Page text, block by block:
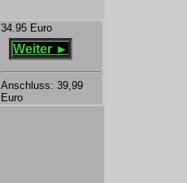
34.95 Euro
Weiter ►
Anschluss: 39,99
Euro